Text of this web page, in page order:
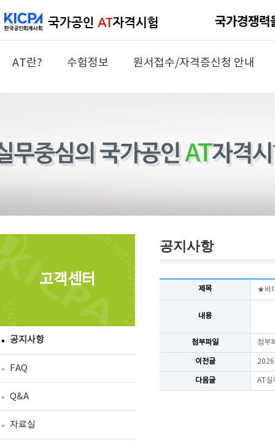
AT란? 수험정보 원서접수/자격증신청 안내
고객센터
공지사항
FAQ
Q&A
자료실
공지사항
제목 ★비
내용
첨부파일 첨부
이전글 2026
다음글 AT실